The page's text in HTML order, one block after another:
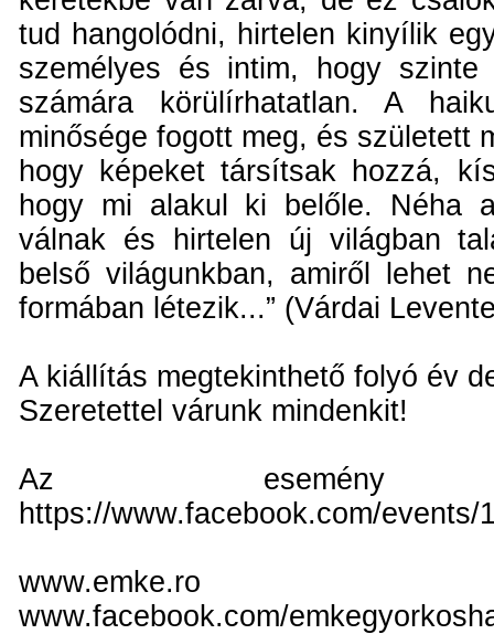
tud hangolódni, hirtelen kinyílik
személyes és intim, hogy szinte
számára körülírhatatlan. A
minősége fogott meg, és született
hogy képeket társítsak hozzá,
hogy mi alakul ki belőle. Néha
válnak és hirtelen új világban
belső világunkban, amiről lehet
formában létezik...” (Várdai
A kiállítás megtekinthető folyó év
Szeretettel várunk mindenkit!
Az esemény
https://www.facebook.com/events/
www.emke.ro
www.facebook.com/